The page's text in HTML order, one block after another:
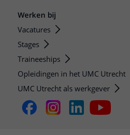
Werken bij
Vacatures
Stages
Traineeships
Opleidingen in het UMC Utrecht
UMC Utrecht als werkgever